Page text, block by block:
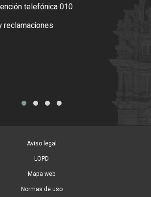
telefónica 010
reclamaciones
Aviso legal
LOPD
Mapa web
Normas de uso